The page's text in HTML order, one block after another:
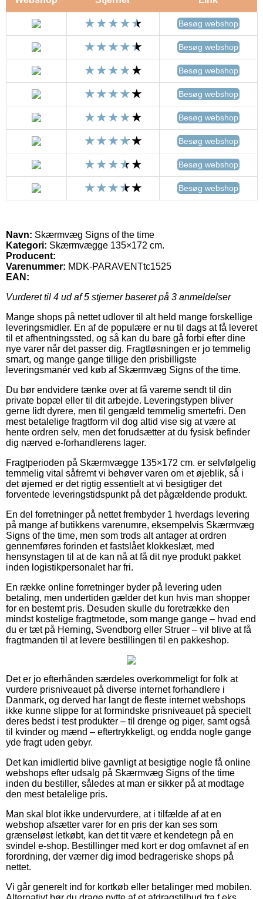
Besøg webshop
Besøg webshop
Besøg webshop
Besøg webshop
Besøg webshop
Besøg webshop
Besøg webshop
Besøg webshop
Navn: Skærmvæg Signs of the time
Kategori: Skærmvægge 135×172 cm.
Producent:
Varenummer: MDK-PARAVENTtc1525
EAN:
Vurderet til 4 ud af 5 stjerner baseret på 3 anmeldelser
Mange shops på nettet udlover til alt held mange forskellige
leveringsmidler. En af de populære er nu til dags at få leveret
til et afhentningssted, og så kan du bare gå forbi efter dine
nye varer når det passer dig. Fragtløsningen er jo temmelig
smart, og mange gange tillige den prisbilligste
leveringsmanér ved køb af Skærmvæg Signs of the time.
Du bør endvidere tænke over at få varerne sendt til din
private bopæl eller til dit arbejde. Leveringstypen bliver
gerne lidt dyrere, men til gengæld temmelig smertefri. Den
mest betalelige fragtform vil dog altid vise sig at være at
hente ordren selv, men det forudsætter at du fysisk befinder
dig nærved e-forhandlerens lager.
Fragtperioden på Skærmvægge 135×172 cm. er selvfølgelig
temmelig vital såfremt vi behøver varen om et øjeblik, så i
det øjemed er det rigtig essentielt at vi besigtiger det
forventede leveringstidspunkt på det pågældende produkt.
En del forretninger på nettet frembyder 1 hverdags levering
på mange af butikkens varenumre, eksempelvis Skærmvæg
Signs of the time, men som trods alt antager at ordren
gennemføres forinden et fastslået klokkeslæt, med
hensynstagen til at de kan nå at få dit nye produkt pakket
inden logistikpersonalet har fri.
En række online forretninger byder på levering uden
betaling, men undertiden gælder det kun hvis man shopper
for en bestemt pris. Desuden skulle du foretrække den
mindst kostelige fragtmetode, som mange gange – hvad end
du er tæt på Herning, Svendborg eller Struer – vil blive at få
fragtmanden til at levere bestillingen til en pakkeshop.
Det er jo efterhånden særdeles overkommeligt for folk at
vurdere prisniveauet på diverse internet forhandlere i
Danmark, og derved har langt de fleste internet webshops
ikke kunne slippe for at formindske prisniveauet på specielt
deres bedst i test produkter – til drenge og piger, samt også
til kvinder og mænd – eftertrykkeligt, og endda nogle gange
yde fragt uden gebyr.
Det kan imidlertid blive gavnligt at besigtige nogle få online
webshops efter udsalg på Skærmvæg Signs of the time
inden du bestiller, således at man er sikker på at modtage
den mest betalelige pris.
Man skal blot ikke undervurdere, at i tilfælde af at en
webshop afsætter varer for en pris der kan ses som
grænseløst letkøbt, kan det tit være et kendetegn på en
svindel e-shop. Bestillinger med kort er dog omfavnet af en
forordning, der værner dig imod bedrageriske shops på
nettet.
Vi går generelt ind for kortkøb eller betalinger med mobilen.